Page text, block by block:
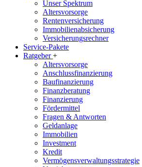
Unser Spektrum
Altersvorsorge
Rentenversicherung
Immobilienabsicherung
Versicherungsrechner
Service-Pakete
Ratgeber+
Altersvorsorge
Anschlussfinanzierung
Baufinanzierung
Finanzberatung
Finanzierung
Fördermittel
Fragen & Antworten
Geldanlage
Immobilien
Investment
Kredit
Vermögensverwaltungsstrategie